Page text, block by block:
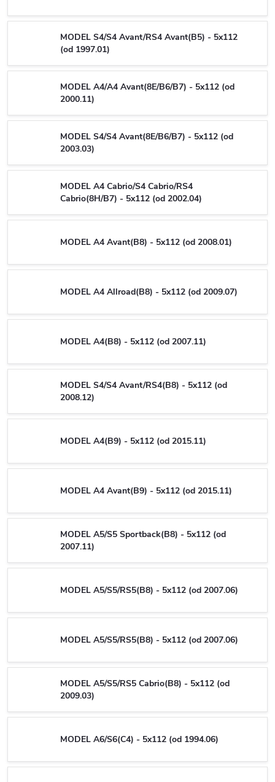
MODEL S4/S4 Avant/RS4 Avant(B5) - 5x112
(od 1997.01)
MODEL A4/A4 Avant(8E/B6/B7) - 5x112 (od
2000.11)
MODEL S4/S4 Avant(8E/B6/B7) - 5x112 (od
2003.03)
MODEL A4 Cabrio/S4 Cabrio/RS4
Cabrio(8H/B7) - 5x112 (od 2002.04)
MODEL A4 Avant(B8) - 5x112 (od 2008.01)
MODEL A4 Allroad(B8) - 5x112 (od 2009.07)
MODEL A4(B8) - 5x112 (od 2007.11)
MODEL S4/S4 Avant/RS4(B8) - 5x112 (od
2008.12)
MODEL A4(B9) - 5x112 (od 2015.11)
MODEL A4 Avant(B9) - 5x112 (od 2015.11)
MODEL A5/S5 Sportback(B8) - 5x112 (od
2007.11)
MODEL A5/S5/RS5(B8) - 5x112 (od 2007.06)
MODEL A5/S5/RS5(B8) - 5x112 (od 2007.06)
MODEL A5/S5/RS5 Cabrio(B8) - 5x112 (od
2009.03)
MODEL A6/S6(C4) - 5x112 (od 1994.06)